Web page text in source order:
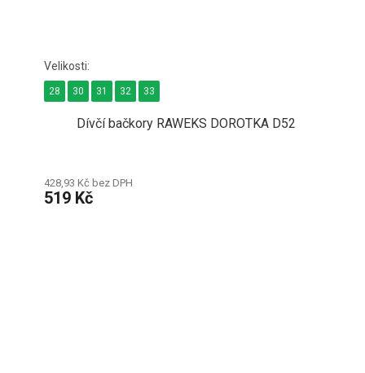
Dívčí bačkory RAWEKS DOROTKA D52
428,93 Kč bez DPH
519 Kč
28 30 31 32 33